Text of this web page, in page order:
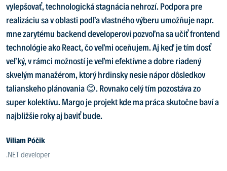
vylepšovať, technologická stagnácia nehrozí. Podpora pre
realizáciu sa v oblasti podľa vlastného výberu umožňuje napr.
mne zarytému backend developerovi pozvoľna sa učiť frontend
technológie ako React, čo veľmi oceňujem. Aj keď je tím dosť
veľký, v rámci možností je veľmi efektívne a dobre riadený
skvelým manažérom, ktorý hrdinsky nesie nápor dôsledkov
talianskeho plánovania 😊. Rovnako celý tím pozostáva zo
super kolektívu. Margo je projekt kde ma práca skutočne baví a
najbližšie roky aj baviť bude.
Viliam Póčik
.NET developer